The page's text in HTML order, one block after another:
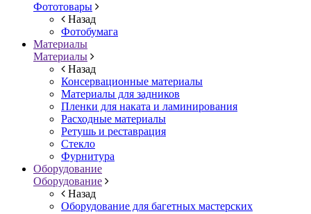
Фототовары
Назад
Фотобумага
Материалы
Материалы
Назад
Консервационные материалы
Материалы для задников
Пленки для наката и ламинирования
Расходные материалы
Ретушь и реставрация
Стекло
Фурнитура
Оборудование
Оборудование
Назад
Оборудование для багетных мастерских